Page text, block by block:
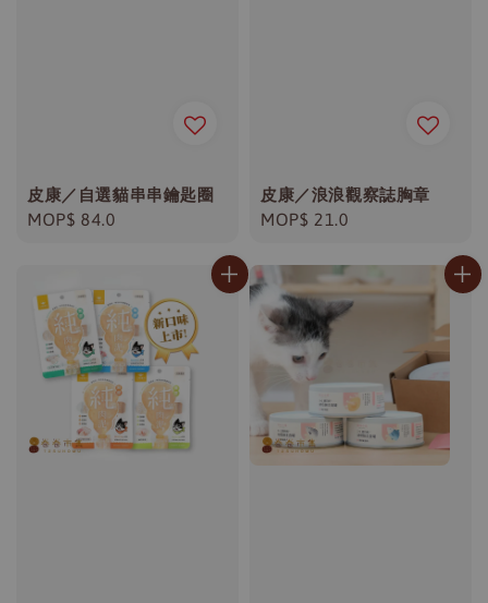
皮康／自選貓串串鑰匙圈
Regular
MOP$ 84.0
皮康／浪浪觀察誌胸章
Regular
MOP$ 21.0